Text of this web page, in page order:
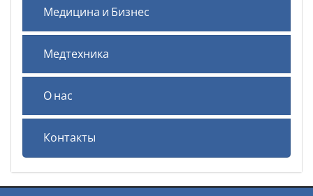
Медицина и Бизнес
Медтехника
О нас
Контакты